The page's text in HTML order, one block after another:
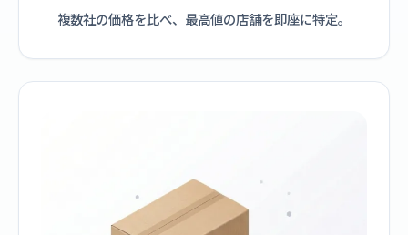
複数社の価格を比べ、最高値の店舗を即座に特定。